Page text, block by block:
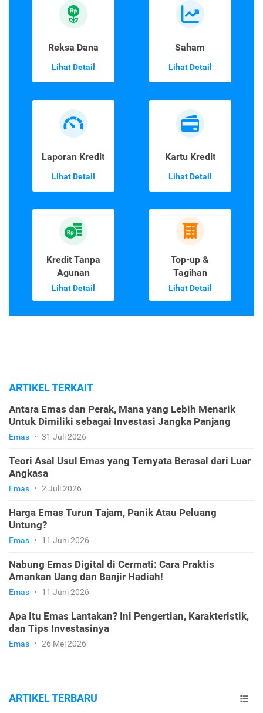
Reksa Dana
Lihat Detail
Saham
Lihat Detail
Laporan Kredit
Lihat Detail
Kartu Kredit
Lihat Detail
Kredit Tanpa
Agunan
Lihat Detail
Top-up &
Tagihan
Lihat Detail
ARTIKEL TERKAIT
Antara Emas dan Perak, Mana yang Lebih Menarik
Untuk Dimiliki sebagai Investasi Jangka Panjang
Emas • 31 Juli 2026
Teori Asal Usul Emas yang Ternyata Berasal dari Luar
Angkasa
Emas • 2 Juli 2026
Harga Emas Turun Tajam, Panik Atau Peluang
Untung?
Emas • 11 Juni 2026
Nabung Emas Digital di Cermati: Cara Praktis
Amankan Uang dan Banjir Hadiah!
Emas • 11 Juni 2026
Apa Itu Emas Lantakan? Ini Pengertian, Karakteristik,
dan Tips Investasinya
Emas • 26 Mei 2026
ARTIKEL TERBARU